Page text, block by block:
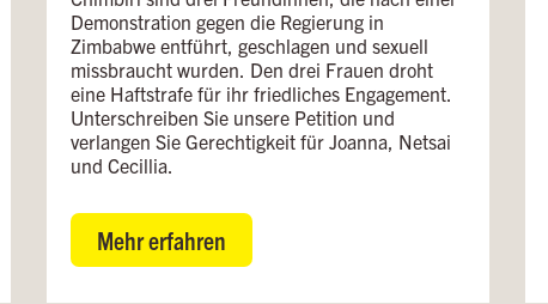
Demonstration gegen die Regierung in
Zimbabwe entführt, geschlagen und sexuell
missbraucht wurden. Den drei Frauen droht
eine Haftstrafe für ihr friedliches Engagement.
Unterschreiben Sie unsere Petition und
verlangen Sie Gerechtigkeit für Joanna, Netsai
und Cecillia.
Mehr erfahren